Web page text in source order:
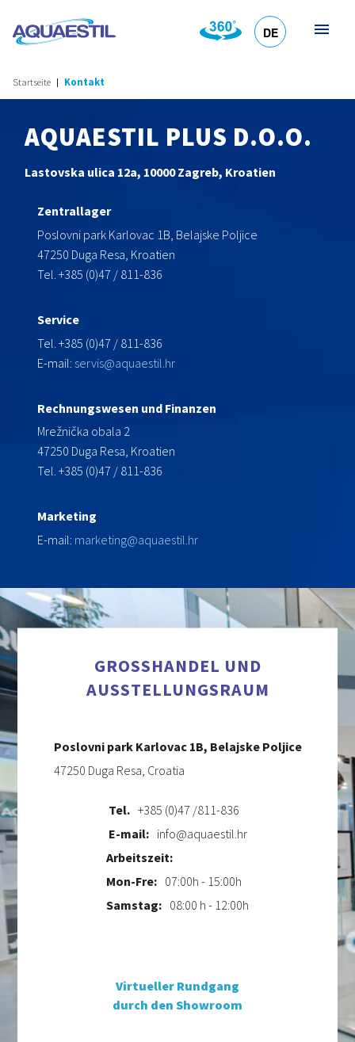
DE
Startseite Kontakt
AQUAESTIL PLUS D.O.O.
Lastovska ulica 12a, 10000 Zagreb, Kroatien
Zentrallager
Poslovni park Karlovac 1B, Belajske Poljice
47250 Duga Resa, Kroatien
Tel. +385 (0)47 / 811-836
Service
Tel. +385 (0)47 / 811-836
E-mail: servis@aquaestil.hr
Rechnungswesen und Finanzen
Mrežnička obala 2
47250 Duga Resa, Kroatien
Tel. +385 (0)47 / 811-836
Marketing
E-mail: marketing@aquaestil.hr
GROSSHANDEL UND A
USSTELLUNGSRAUM
Poslovni park Karlovac 1B, Belajske Poljice
47250 Duga Resa, Croatia
Tel. +385 (0)47 /811-836
E-mail: info@aquaestil.hr
Arbeitszeit:
Mon-Fre: 07:00h - 15:00h
Samstag: 08:00 h - 12:00h
Virtueller Rundgang
durch den Showroom